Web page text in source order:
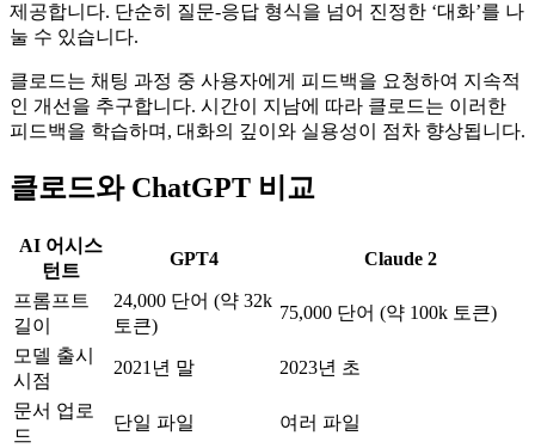
제공합니다. 단순히 질문-응답 형식을 넘어 진정한 ‘대화’를 나
눌 수 있습니다.
클로드는 채팅 과정 중 사용자에게 피드백을 요청하여 지속적
인 개선을 추구합니다. 시간이 지남에 따라 클로드는 이러한
피드백을 학습하며, 대화의 깊이와 실용성이 점차 향상됩니다.
클로드와 ChatGPT 비교
AI 어시스
턴트
GPT4 Claude 2
프롬프트
길이
24,000 단어 (약 32k
토큰)
75,000 단어 (약 100k 토큰)
모델 출시
시점
2021년 말 2023년 초
문서 업로
드
단일 파일 여러 파일